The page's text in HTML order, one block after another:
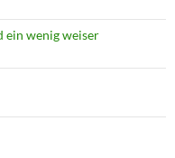
ein wenig weiser